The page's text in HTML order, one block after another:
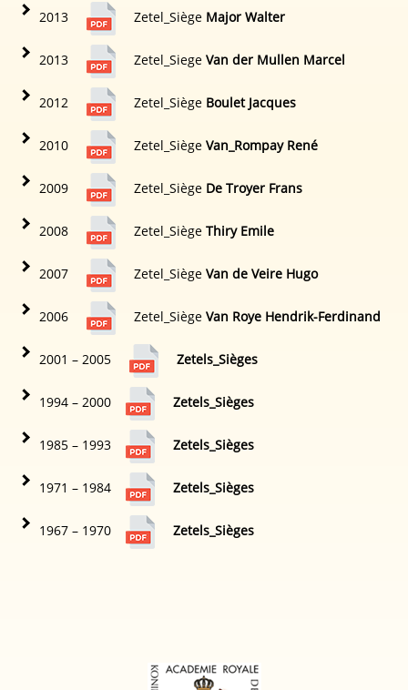
2013 Zetel_Siège Major Walter
2013 Zetel_Siege Van der Mullen Marcel
2012 Zetel_Siège Boulet Jacques
2010 Zetel_Siège Van_Rompay René
2009 Zetel_Siège De Troyer Frans
2008 Zetel_Siège Thiry Emile
2007 Zetel_Siège Van de Veire Hugo
2006 Zetel_Siège Van Roye Hendrik-Ferdinand
2001 – 2005 Zetels_Sièges
1994 – 2000 Zetels_Sièges
1985 – 1993 Zetels_Sièges
1971 – 1984 Zetels_Sièges
1967 – 1970 Zetels_Sièges